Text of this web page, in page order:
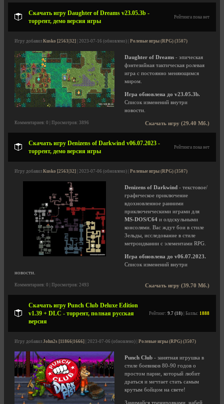
Скачать игру Daughter of Dreams v23.05.3b -
торрент, демо версия игры
Рейтинга пока нет
Игру добавил Kusko [2563|32] | 2023-07-16 (обновлено) | Ролевые игры (RPG) (3507)
Daughter of Dreams - эпическая
фэнтезийная тактическая ролевая
игра с постоянно меняющимся
миром.
Игра обновлена до v23.05.3b.
Список изменений внутри
новости.
Скачать игру (29.40 Мб.)
Комментариев: 0 | Просмотров: 3896
Скачать игру Denizens of Darkwind v06.07.2023 -
торрент, демо версия игры
Рейтинга пока нет
Игру добавил Kusko [2563|32] | 2023-07-06 (обновлено) | Ролевые игры (RPG) (3507)
Denizens of Darkwind - текстовое/
графическое приключение
вдохновленное ранними
приключенческими играми для
MS-DOS/C64 и олдскульными
консолями. Вас ждут бои в стиле
Зельды, исследование в стиле
метроидвании с элементами RPG.
Игра обновлена до v06.07.2023.
Список изменений внутри
новости.
Скачать игру (39.70 Мб.)
Комментариев: 0 | Просмотров: 2493
Скачать игру Punch Club Deluxe Edition
v1.39 + DLC - торрент, полная русская
версия
Рейтинг: 9.7 (18) | Баллы: 1888
Игру добавил John2s [11866|1666] | 2023-07-06 (обновлено) | Ролевые игры (RPG) (3507)
Punch Club - занятная игрушка в
стиле боевиков 80-90 годов о
простом парне, который любит
драться и мечтает стать самым
крутым бойцом на свете!
Занимайся тренировками, набей